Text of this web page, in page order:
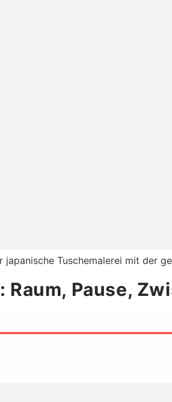
japanische Tuschemalerei mit der
Raum, Pause,